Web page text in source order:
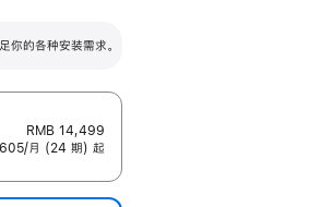
围。
的各种安装需求。
RMB 14,499
月 (24 期) 起